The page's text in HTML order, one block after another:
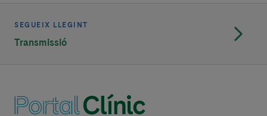
SEGUEIX LLEGINT
Transmissió